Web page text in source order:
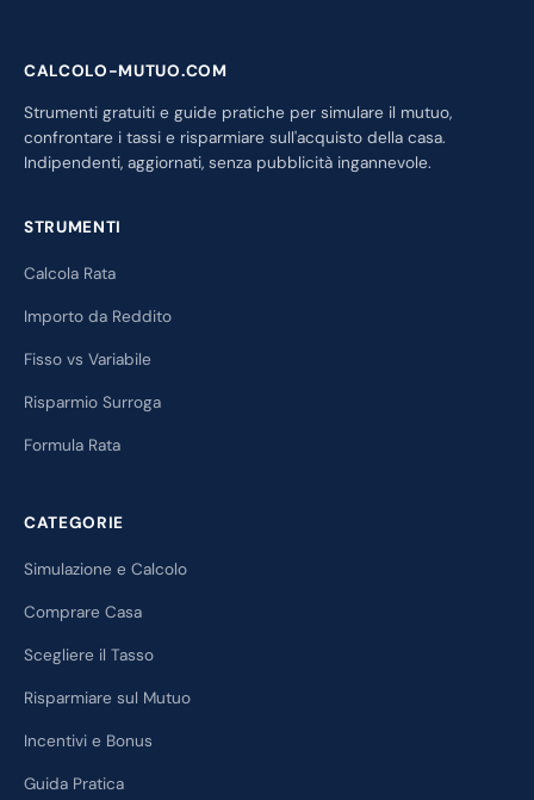
CALCOLO-MUTUO.COM
Strumenti gratuiti e guide pratiche per simulare il mutuo,
confrontare i tassi e risparmiare sull'acquisto della casa.
Indipendenti, aggiornati, senza pubblicità ingannevole.
STRUMENTI
Calcola Rata
Importo da Reddito
Fisso vs Variabile
Risparmio Surroga
Formula Rata
CATEGORIE
Simulazione e Calcolo
Comprare Casa
Scegliere il Tasso
Risparmiare sul Mutuo
Incentivi e Bonus
Guida Pratica